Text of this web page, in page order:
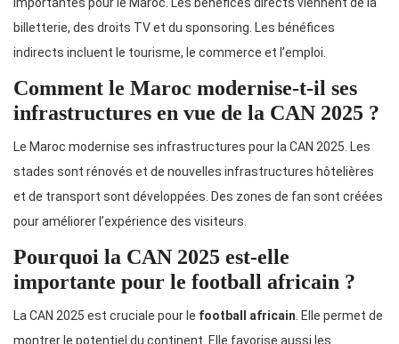
billetterie, des droits TV et du sponsoring. Les bénéfices
indirects incluent le tourisme, le commerce et l’emploi.
Comment le Maroc modernise-t-il ses
infrastructures en vue de la CAN 2025 ?
Le Maroc modernise ses infrastructures pour la CAN 2025. Les
stades sont rénovés et de nouvelles infrastructures hôtelières
et de transport sont développées. Des zones de fan sont créées
pour améliorer l’expérience des visiteurs.
Pourquoi la CAN 2025 est-elle
importante pour le football africain ?
La CAN 2025 est cruciale pour le football africain . Elle permet de
montrer le potentiel du continent. Elle favorise aussi les